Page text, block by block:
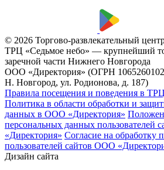
© 2026 Торгово-развлекательный
ТРЦ «Седьмое небо» — крупнейший
заречной части Нижнего Новгорода
ООО «Директория» (ОГРН
Н. Новгород, ул. Родионова, д. 187)
Правила посещения и поведения в
Политика в области обработки и
данных в ООО «Директория»
персональных данных пользователей
«Директория» Согласие на обработку
пользователей сайтов ООО
Дизайн сайта